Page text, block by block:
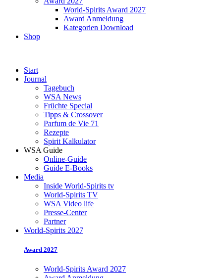
World-Spirits Award 2027
Award Anmeldung
Kategorien Download
Shop
Start
Journal
Tagebuch
WSA News
Früchte Special
Tipps & Crossover
Parfum de Vie 71
Rezepte
Spirit Kalkulator
WSA Guide
Online-Guide
Guide E-Books
Media
Inside World-Spirits tv
World-Spirits TV
WSA Video life
Presse-Center
Partner
World-Spirits 2027
Award 2027
World-Spirits Award 2027